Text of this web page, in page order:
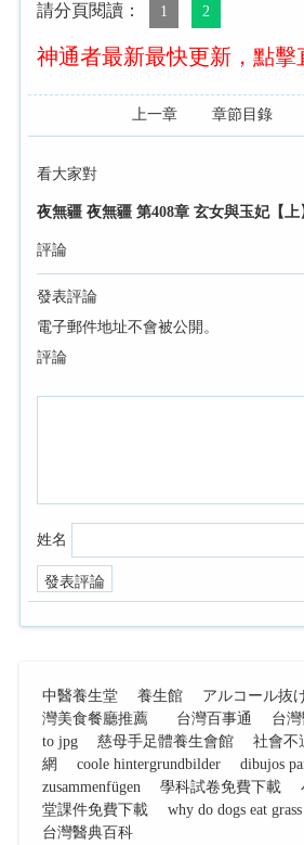
請分頁閱讀： 1 2
神通者最新最快更新，點擊
上一章 章節目錄
看大家對
夜無疆 夜無疆 第408章 玄女與玉妃【上
評論
發表評論
電子郵件地址不會被公開。
評論
姓名
中醫養生堂 養生館 アルコール抜
灣美食餐廳推薦
台灣百事通 台
to jpg
慈母手足體養生會館 社會不
網
coole hintergrundbilder dibujos
zusammenfügen
學科試卷免費下載
堂課件免費下載
why do dogs eat grass
台灣醫典百科